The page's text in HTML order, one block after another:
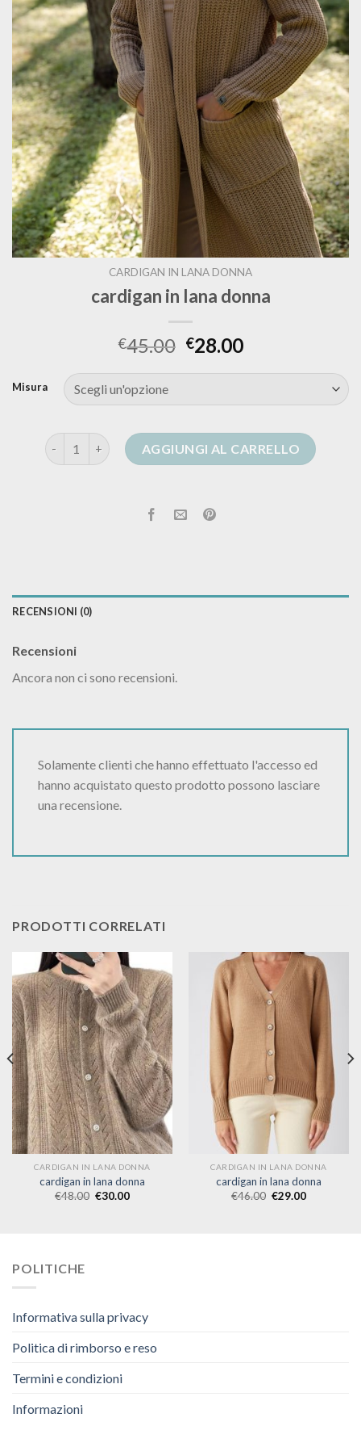
CARDIGAN IN LANA DONNA
cardigan in lana donna
€45.00 €28.00
Misura
cardigan in lana donna quantitàAGGIUNGI AL CARRELLO
RECENSIONI (0)
Recensioni
Ancora non ci sono recensioni.
Solamente clienti che hanno effettuato l'accesso ed
hanno acquistato questo prodotto possono lasciare
una recensione.
PRODOTTI CORRELATI
CARDIGAN IN LANA DONNA
cardigan in lana donna
€48.00 €30.00
CARDIGAN IN LANA DONNA
cardigan in lana donna
€46.00 €29.00
POLITICHE
Informativa sulla privacy
Politica di rimborso e reso
Termini e condizioni
Informazioni